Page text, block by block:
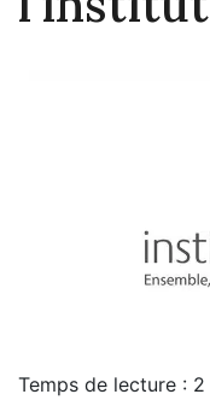
Temps de lecture : 2